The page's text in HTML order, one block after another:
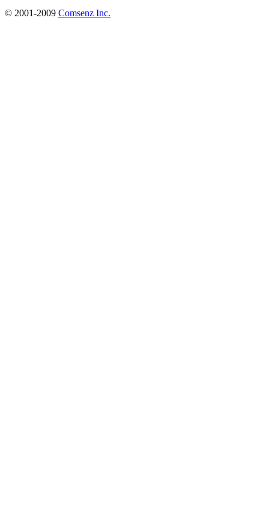
© 2001-2009 Comsenz Inc.